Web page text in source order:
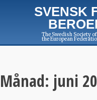
SVENSK
The Swedish Society
the European
Månad: juni